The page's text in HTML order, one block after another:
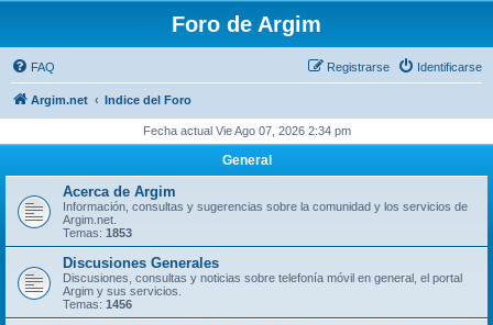
Foro de Argim
FAQ Identificarse
Registrarse
Argim.net Indice del Foro
Fecha actual Vie Ago 07, 2026 2:34 pm
General
Acerca de Argim
Información, consultas y sugerencias sobre la comunidad y los servicios de
Argim.net.
Temas: 1853
Discusiones Generales
Discusiones, consultas y noticias sobre telefonía móvil en general, el portal
Argim y sus servicios.
Temas: 1456